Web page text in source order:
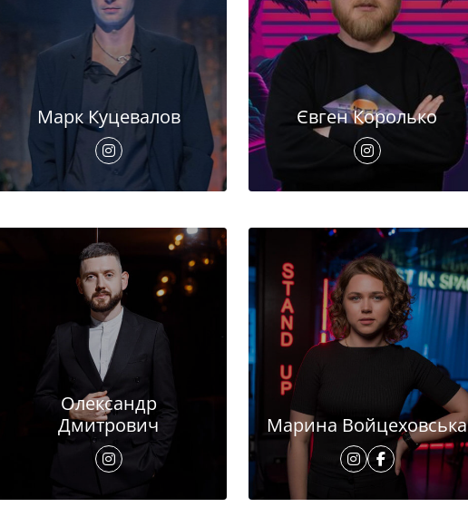
Марк Куцевалов Євген Королько
Олександр
Дмитрович
Марина Войцеховська